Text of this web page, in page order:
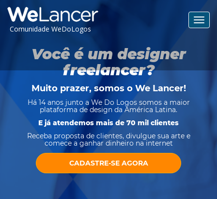
Comunidade WeDoLogos
Você é um designer
freelancer?
Muito prazer, somos o We Lancer!
Há 14 anos junto a We Do Logos somos a maior
plataforma de design da América Latina.
E já atendemos mais de 70 mil clientes
Receba proposta de clientes, divulgue sua arte e
comece a ganhar dinheiro na internet
CADASTRE-SE AGORA